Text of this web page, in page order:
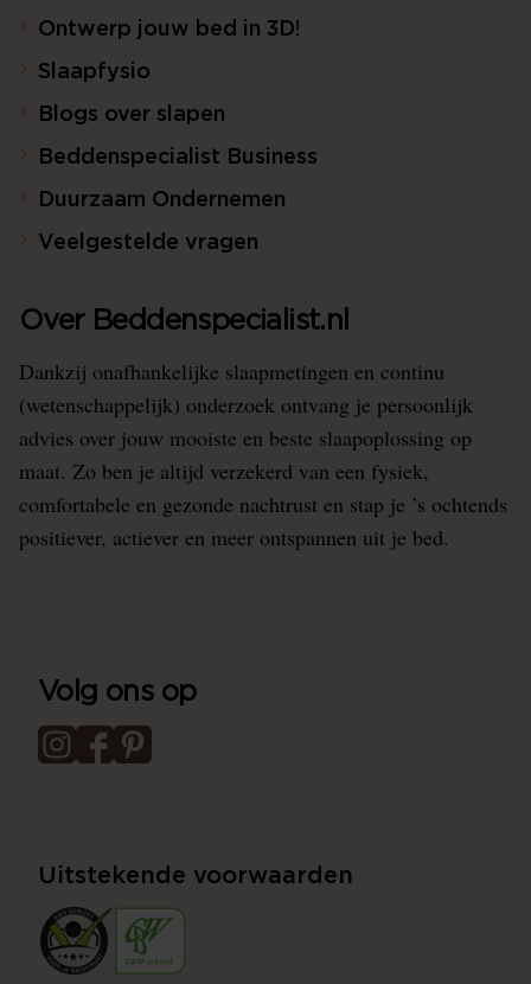
Ontwerp jouw bed in 3D!
Slaapfysio
Blogs over slapen
Beddenspecialist Business
Duurzaam Ondernemen
Veelgestelde vragen
Over Beddenspecialist.nl
Dankzij onafhankelijke slaapmetingen en continu
(wetenschappelijk) onderzoek ontvang je persoonlijk
advies over jouw mooiste en beste slaapoplossing op
maat. Zo ben je altijd verzekerd van een fysiek,
comfortabele en gezonde nachtrust en stap je ’s ochtends
positiever, actiever en meer ontspannen uit je bed.
Volg ons op
Uitstekende voorwaarden